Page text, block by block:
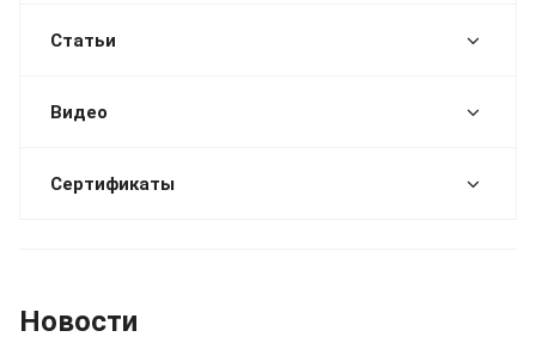
Статьи
Видео
Сертификаты
Новости